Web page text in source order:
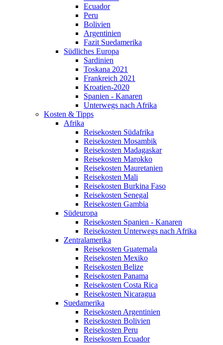
Ecuador
Peru
Bolivien
Argentinien
Fazit Suedamerika
Südliches Europa
Sardinien
Toskana 2021
Frankreich 2021
Kroatien-2020
Spanien - Kanaren
Unterwegs nach Afrika
Kosten & Tipps
Afrika
Reisekosten Südafrika
Reisekosten Mosambik
Reisekosten Madagaskar
Reisekosten Marokko
Reisekosten Mauretanien
Reisekosten Mali
Reisekosten Burkina Faso
Reisekosten Senegal
Reisekosten Gambia
Südeuropa
Reisekosten Spanien - Kanaren
Reisekosten Unterwegs nach Afrika
Zentralamerika
Reisekosten Guatemala
Reisekosten Mexiko
Reisekosten Belize
Reisekosten Panama
Reisekosten Costa Rica
Reisekosten Nicaragua
Suedamerika
Reisekosten Argentinien
Reisekosten Bolivien
Reisekosten Peru
Reisekosten Ecuador